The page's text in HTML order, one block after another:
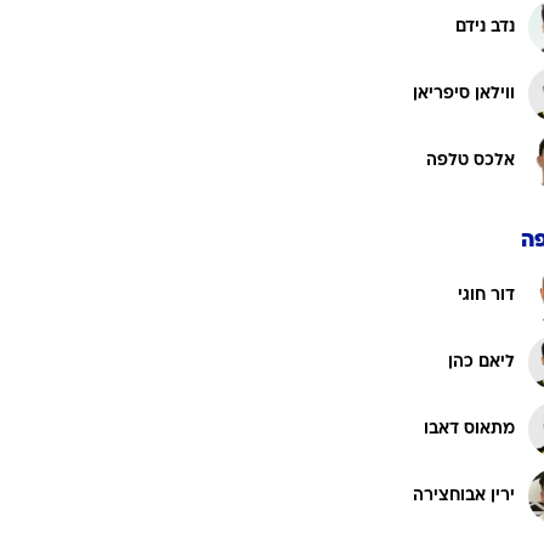
נדב נידם
ווילאן סיפריאן
אלכס טלפה
דור חוגי
ליאם כהן
מתאוס דאבו
ירין אבוחצירה